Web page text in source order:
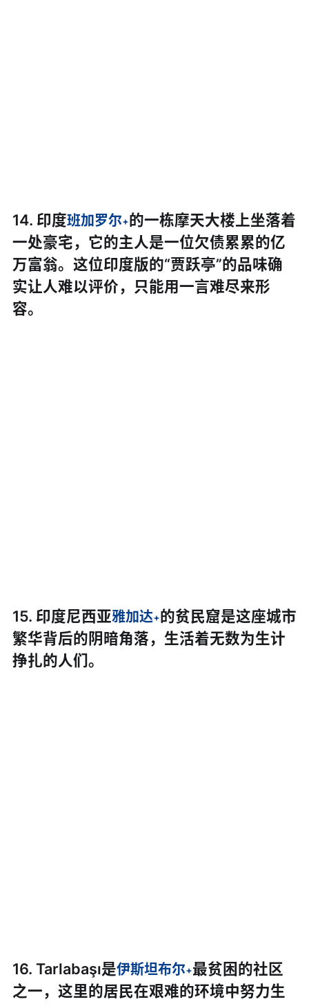
14. 印度班加罗尔 的一栋摩天大楼上坐落着
一处豪宅，它的主人是一位欠债累累的亿
万富翁。这位印度版的“贾跃亭”的品味确
实让人难以评价，只能用一言难尽来形
容。
15. 印度尼西亚雅加达 的贫民窟是这座城市
繁华背后的阴暗角落，生活着无数为生计
挣扎的人们。
16. Tarlabaşı是伊斯坦布尔 最贫困的社区
之一，这里的居民在艰难的环境中努力生